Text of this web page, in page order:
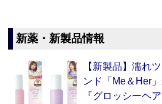
新薬・新製品情報
【新製品】濡れ
ンド「Me＆Her
『グロッシーヘ